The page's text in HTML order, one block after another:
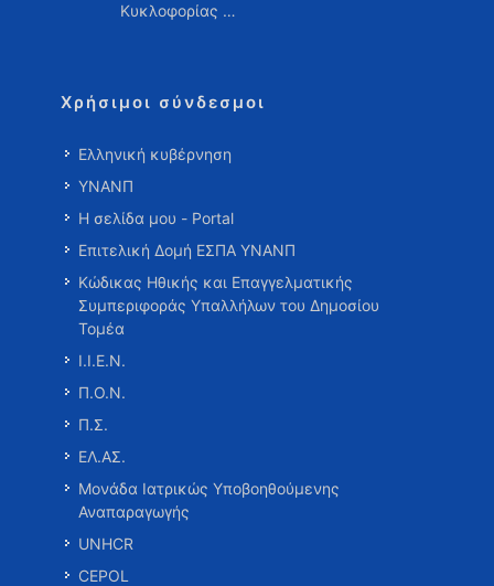
Κυκλοφορίας …
Χρήσιμοι σύνδεσμοι
Ελληνική κυβέρνηση
ΥΝΑΝΠ
Η σελίδα μου - Portal
Επιτελική Δομή ΕΣΠΑ ΥΝΑΝΠ
Κώδικας Ηθικής και Επαγγελματικής
Συμπεριφοράς Υπαλλήλων του Δημοσίου
Τομέα
Ι.Ι.Ε.Ν.
Π.Ο.Ν.
Π.Σ.
ΕΛ.ΑΣ.
Μονάδα Ιατρικώς Υποβοηθούμενης
Αναπαραγωγής
UNHCR
CEPOL